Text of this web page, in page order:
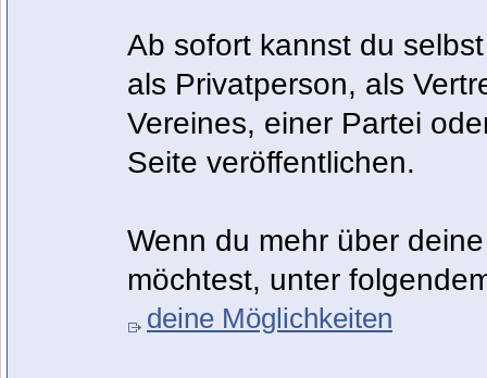
Ab sofort kannst du
als Privatperson, als
Vereines, einer Partei
Seite veröffentlichen.
Wenn du mehr über
möchtest, unter
deine Möglichkeiten